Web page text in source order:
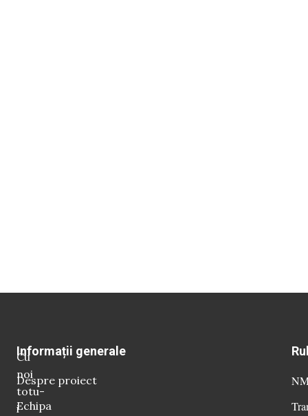
Cu
noi
totu-
i
Informații generale
Despre proiect
Echipa